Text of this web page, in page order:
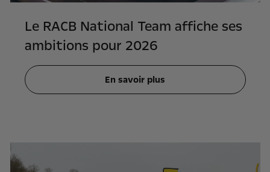
Le RACB National Team affiche ses
ambitions pour 2026
En savoir plus